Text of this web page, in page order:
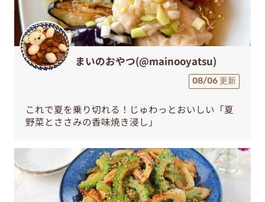
まいのおやつ(@mainooyatsu)
08/06 更新
これで夏を乗り切れる！じゅわっとおいしい「夏
野菜とささみの香味焼き浸し」